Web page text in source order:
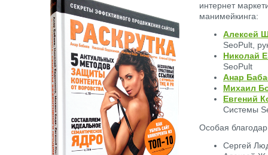
интернет
манимейкинга:
Алексей
SeoPult,
Николай
SeoPult
Анар
Михаил
Евгений
Системы
Особая
Сергей